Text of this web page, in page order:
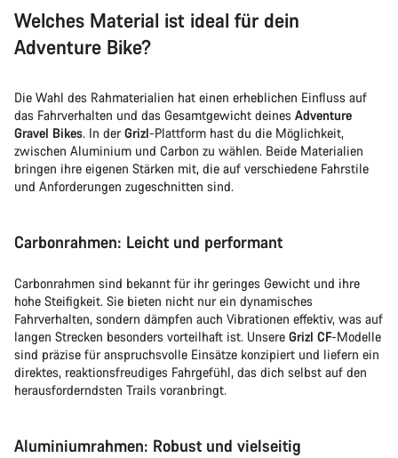
Welches Material ist ideal für dein
Adventure Bike?
Die Wahl des Rahmaterialien hat einen erheblichen Einfluss auf
das Fahrverhalten und das Gesamtgewicht deines Adventure
Gravel Bikes. In derGrizl-Plattform hast du die Möglichkeit,
zwischen Aluminium und Carbon zu wählen. Beide Materialien
bringen ihre eigenen Stärken mit, die auf verschiedene Fahrstile
und Anforderungen zugeschnitten sind.
Carbonrahmen: Leicht und performant
Carbonrahmen sind bekannt für ihr geringes Gewicht und ihre
hohe Steifigkeit. Sie bieten nicht nur ein dynamisches
Fahrverhalten, sondern dämpfen auch Vibrationen effektiv, was auf
langen Strecken besonders vorteilhaft ist. Unsere Grizl CF-Modelle
sind präzise für anspruchsvolle Einsätze konzipiert und liefern ein
direktes, reaktionsfreudiges Fahrgefühl, das dich selbst auf den
herausforderndsten Trails voranbringt.
Aluminiumrahmen: Robust und vielseitig